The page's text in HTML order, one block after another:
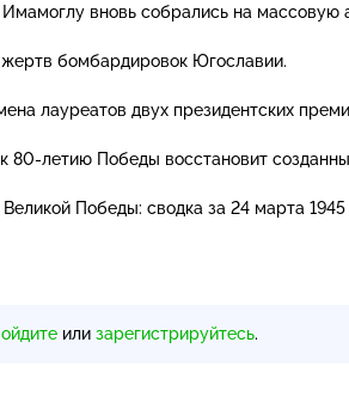
вновь собрались на массовую
бомбардировок Югославии.
лауреатов двух президентских
80-летию Победы восстановит
Победы: сводка за 24 марта 1945
или зарегистрируйтесь.